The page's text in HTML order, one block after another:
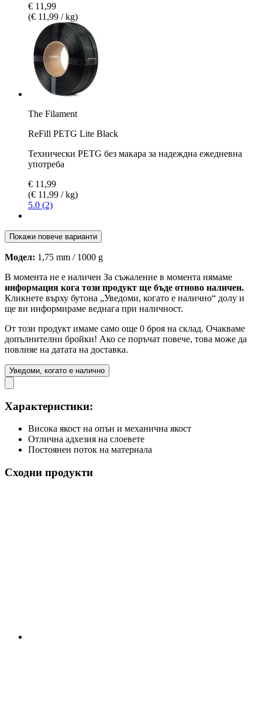
€ 11,99
(€ 11,99 / kg)
The Filament
ReFill PETG Lite Black
Технически PETG без макара за надеждна ежедневна
употреба
€ 11,99
(€ 11,99 / kg)
5.0 (2)
Покажи повече варианти
Модел: 1,75 mm / 1000 g
В момента не е наличен За съжаление в момента нямаме
информация кога този продукт ще бъде отново наличен.
Кликнете върху бутона „Уведоми, когато е налично“ долу и
ще ви информираме веднага при наличност.
От този продукт имаме само още 0 броя на склад. Очакваме
допълнителни бройки! Ако се поръчат повече, това може да
повлияе на датата на доставка.
Уведоми, когато е налично
Характеристики:
Висока якост на опън и механична якост
Отлична адхезия на слоевете
Постоянен поток на материала
Сходни продукти